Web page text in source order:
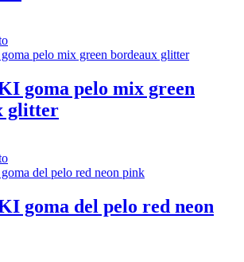
goma pelo mix green
glitter
goma del pelo red neon